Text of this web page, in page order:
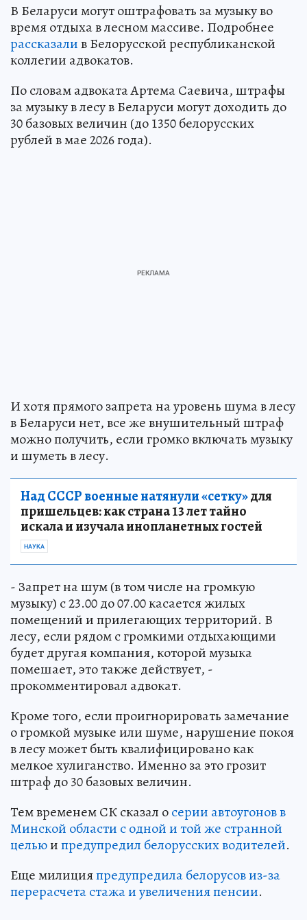
В Беларуси могут оштрафовать за музыку во
время отдыха в лесном массиве. Подробнее
рассказалив Белорусской республиканской
коллегии адвокатов.
По словам адвоката Артема Саевича, штрафы
за музыку в лесу в Беларуси могут доходить до
30 базовых величин (до 1350 белорусских
рублей в мае 2026 года).
И хотя прямого запрета на уровень шума в лесу
в Беларуси нет, все же внушительный штраф
можно получить, если громко включать музыку
и шуметь в лесу.
Над СССР военные натянули «сетку»для
пришельцев: как страна 13 лет тайно
искала и изучала инопланетных гостей
НАУКА
- Запрет на шум (в том числе на громкую
музыку) с 23.00 до 07.00 касается жилых
помещений и прилегающих территорий. В
лесу, если рядом с громкими отдыхающими
будет другая компания, которой музыка
помешает, это также действует, -
прокомментировал адвокат.
Кроме того, если проигнорировать замечание
о громкой музыке или шуме, нарушение покоя
в лесу может быть квалифицировано как
мелкое хулиганство. Именно за это грозит
штраф до 30 базовых величин.
Тем временем СК сказал осерии автоугонов в
Минской области с одной и той же странной
цельюипредупредил белорусских водителей.
Еще милицияпредупредила белорусов из-за
перерасчета стажа и увеличения пенсии.